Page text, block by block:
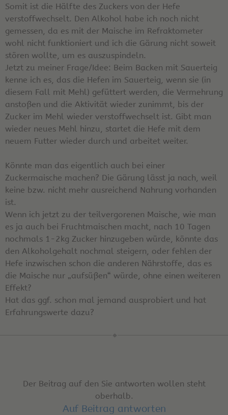
Somit ist die Hälfte des Zuckers von der Hefe
verstoffwechselt. Den Alkohol habe ich noch nicht
gemessen, da es mit der Maische im Refraktometer
wohl nicht funktioniert und ich die Gärung nicht soweit
stören wollte, um es auszuspindeln.
Jetzt zu meiner Frage/Idee: Beim Backen mit Sauerteig
kenne ich es, das die Hefen im Sauerteig, wenn sie (in
diesem Fall mit Mehl) gefüttert werden, die Vermehrung
anstoßen und die Aktivität wieder zunimmt, bis der
Zucker im Mehl wieder verstoffwechselt ist. Gibt man
wieder neues Mehl hinzu, startet die Hefe mit dem
neuem Futter wieder durch und arbeitet weiter.
Könnte man das eigentlich auch bei einer
Zuckermaische machen? Die Gärung lässt ja nach, weil
keine bzw. nicht mehr ausreichend Nahrung vorhanden
ist.
Wenn ich jetzt zu der teilvergorenen Maische, wie man
es ja auch bei Fruchtmaischen macht, nach 10 Tagen
nochmals 1-2kg Zucker hinzugeben würde, könnte das
den Alkoholgehalt nochmal steigern, oder fehlen der
Hefe inzwischen schon die anderen Nährstoffe, das es
die Maische nur „aufsüßen“ würde, ohne einen weiteren
Effekt?
Hat das ggf. schon mal jemand ausprobiert und hat
Erfahrungswerte dazu?
Der Beitrag auf den Sie antworten wollen steht
oberhalb.
Auf Beitrag antworten